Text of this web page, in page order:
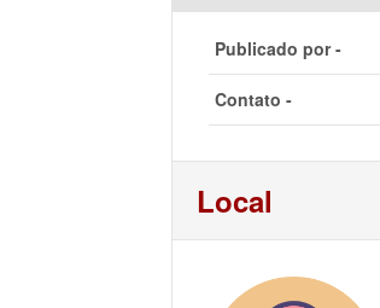
Publicado por -
Contato -
Local